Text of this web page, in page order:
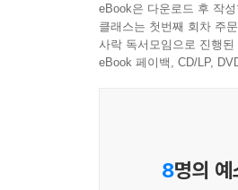
3. [학습계획표]를 통
민법 및 민사특별법
4. [빈출지문 노트]로
1. 본 교재 인강
eBook은 다운로드 후 작
클래스는 첫번째 회차 주
사락 독서모임으로 진행
eBook 페이백, CD/LP,
8명의